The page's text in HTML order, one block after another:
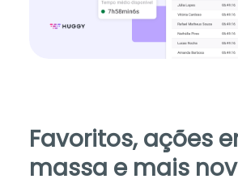
Favoritos, ações
massa e mais